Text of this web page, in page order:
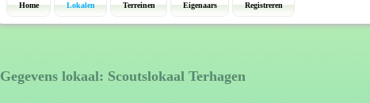
Home Lokalen Terreinen Eigenaars Registreren
Gegevens lokaal: Scoutslokaal Terhagen